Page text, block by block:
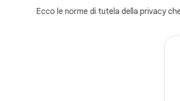
Ecco le norme di tutela della privacy